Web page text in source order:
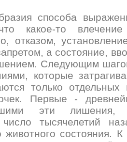
способа
какое-то
отказом,
а состояние,
Следующим
которые
только отдельных
Первые -
эти лишения,
число тысячелетий
животного состояния.